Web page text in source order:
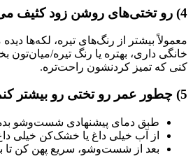
4) رو تختی‌های روشن زود کثیف می‌شن؟
معمولاً بیشتر از رنگ‌های تیره، لکه‌ها
خانگی داری، بهتره یا رنگ تیره/میان‌تون
کنی که تمیز کردنشون راحت‌تره.
5) چطور عمر رو تختی رو بیشتر کنم؟
طبق دمای پیشنهادی شست‌وشو
از آب خیلی داغ یا خشک‌کن خیلی
بعد از شست‌وشو، سریع پهن کن تا